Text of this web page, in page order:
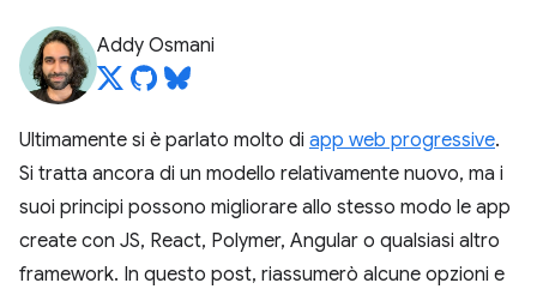
Addy Osmani
Ultimamente si è parlato molto di app web progressive.
Si tratta ancora di un modello relativamente nuovo, ma i
suoi principi possono migliorare allo stesso modo le app
create con JS, React, Polymer, Angular o qualsiasi altro
framework. In questo post, riassumerò alcune opzioni e